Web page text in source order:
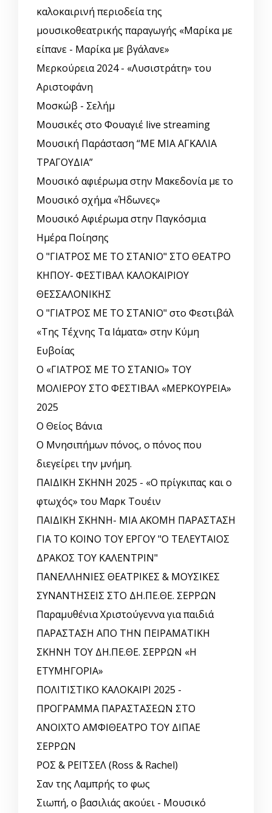
καλοκαιρινή περιοδεία της
μουσικοθεατρικής παραγωγής «Μαρίκα με
είπανε - Μαρίκα με βγάλανε»
Μερκούρεια 2024 - «Λυσιστράτη» του
Αριστοφάνη
Μοσκώβ - Σελήμ
Μουσικές στο Φουαγιέ live streaming
Μουσική Παράσταση “ΜΕ ΜΙΑ ΑΓΚΑΛΙΑ
ΤΡΑΓΟΥΔΙΑ”
Μουσικό αφιέρωμα στην Μακεδονία με το
Μουσικό σχήμα «Ήδωνες»
Μουσικό Αφιέρωμα στην Παγκόσμια
Ημέρα Ποίησης
Ο "ΓΙΑΤΡΟΣ ΜΕ ΤΟ ΣΤΑΝΙΟ" ΣΤΟ ΘΕΑΤΡΟ
ΚΗΠΟΥ- ΦΕΣΤΙΒΑΛ ΚΑΛΟΚΑΙΡΙΟΥ
ΘΕΣΣΑΛΟΝΙΚΗΣ
Ο "ΓΙΑΤΡΟΣ ΜΕ ΤΟ ΣΤΑΝΙΟ" στο Φεστιβάλ
«Της Τέχνης Τα Ιάματα» στην Κύμη
Ευβοίας
Ο «ΓΙΑΤΡΟΣ ΜΕ ΤΟ ΣΤΑΝΙΟ» ΤΟΥ
ΜΟΛΙΕΡΟΥ ΣΤΟ ΦΕΣΤΙΒΑΛ «ΜΕΡΚΟΥΡΕΙΑ»
2025
Ο Θείος Βάνια
Ο Μνησιπήμων πόνος, ο πόνος που
διεγείρει την μνήμη.
ΠΑΙΔΙΚΗ ΣΚΗΝΗ 2025 - «Ο πρίγκιπας και ο
φτωχός» του Μαρκ Τουέιν
ΠΑΙΔΙΚΗ ΣΚΗΝΗ- ΜΙΑ ΑΚΟΜΗ ΠΑΡΑΣΤΑΣΗ
ΓΙΑ ΤΟ ΚΟΙΝΟ ΤΟΥ ΕΡΓΟΥ "Ο ΤΕΛΕΥΤΑΙΟΣ
ΔΡΑΚΟΣ ΤΟΥ ΚΑΛΕΝΤΡΙΝ"
ΠΑΝΕΛΛΗΝΙΕΣ ΘΕΑΤΡΙΚΕΣ & ΜΟΥΣΙΚΕΣ
ΣΥΝΑΝΤΗΣΕΙΣ ΣΤΟ ΔΗ.ΠΕ.ΘΕ. ΣΕΡΡΩΝ
Παραμυθένια Χριστούγεννα για παιδιά
ΠΑΡΑΣΤΑΣΗ ΑΠΟ ΤΗΝ ΠΕΙΡΑΜΑΤΙΚΗ
ΣΚΗΝΗ ΤΟΥ ΔΗ.ΠΕ.ΘΕ. ΣΕΡΡΩΝ «Η
ΕΤΥΜΗΓΟΡΙΑ»
ΠΟΛΙΤΙΣΤΙΚΟ ΚΑΛΟΚΑΙΡΙ 2025 -
ΠΡΟΓΡΑΜΜΑ ΠΑΡΑΣΤΑΣΕΩΝ ΣΤΟ
ΑΝΟΙΧΤΟ ΑΜΦΙΘΕΑΤΡΟ ΤΟΥ ΔΙΠΑΕ
ΣΕΡΡΩΝ
ΡΟΣ & ΡΕΪΤΣΕΛ (Ross & Rachel)
Σαν της Λαμπρής το φως
Σιωπή, ο βασιλιάς ακούει - Μουσικό